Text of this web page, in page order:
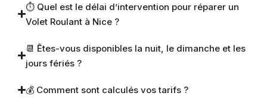
⏱ Quel est le délai d’intervention pour réparer un
Volet Roulant à Nice ?
📆 Êtes-vous disponibles la nuit, le dimanche et les
jours fériés ?
💰 Comment sont calculés vos tarifs ?